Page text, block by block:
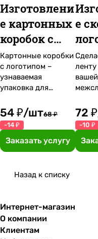
Изготовлени
е картонных
коробок с
логотипом
Картонные коробки
с логотипом –
узнаваемая
упаковка для
продукции.
54 ₽/шт68 ₽
-14 ₽
Заказать услугу
е
72
-10 ₽
Назад к списку
Интернет-магазин
О компании
Клиентам